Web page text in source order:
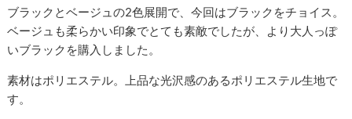
ブラックとベージュの2色展開で、今回はブラックをチョイス。
ベージュも柔らかい印象でとても素敵でしたが、より大人っぽ
いブラックを購入しました。
素材はポリエステル。上品な光沢感のあるポリエステル生地で
す。